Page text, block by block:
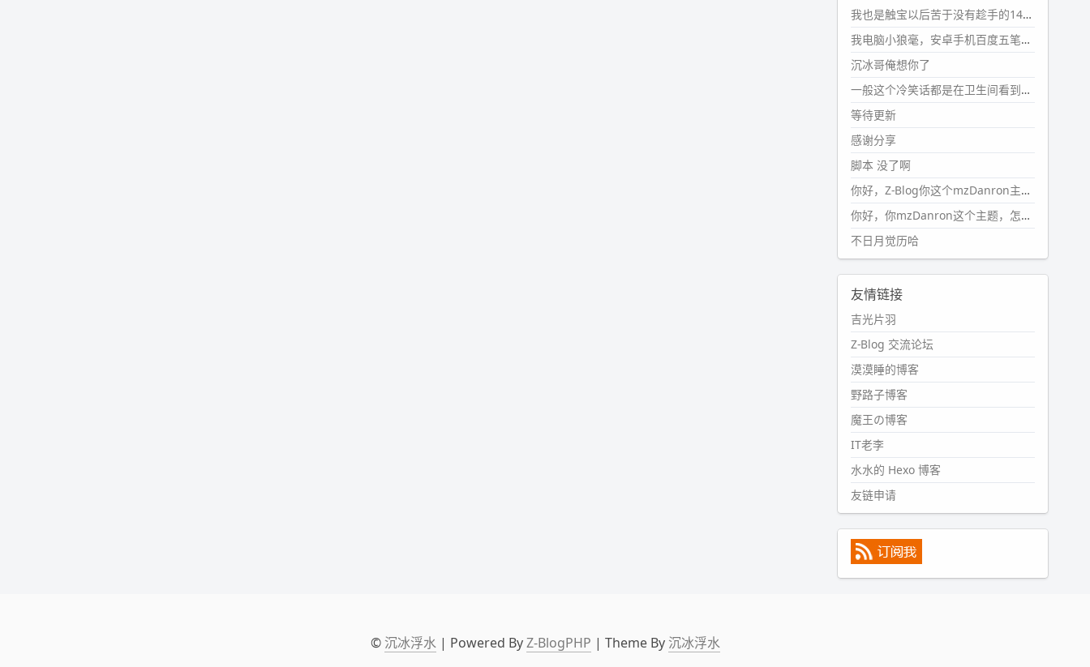
wdssmq
2024-10-08 10:12:25
#PubWord搬家也告一段落，虽
然搬过来的东西还得归置，新衣柜
虽说已经散俩月味儿了，但还是不
想放衣服进去。
wdssmq
2024-09-23 21:00:49
#PubWord
一次？？碎雨集_沉冰浮水_第1页
https://www.wdssmq.com/ta
g/%E7%A2%8E%E9%9B%A8%E
9%9B%86/
wdssmq
2024-09-23 20:58:40
话，2024 年目前只发了 13 条
嘟？？？？
wdssmq
2024-09-15 10:32:07
#PubWordVSCode 内 git 操作卡
住的时候没办法主动取消一直是个
痛点，一般都是推送或拉取，今天
连提交都卡了。。
wdssmq
#PubWord又一个夏天过去了，
所以今年也没买防水鞋套；然后天
凉了，为了应对踢被子买了睡袋，
不知道 1.2 米会不会略窄。。
我也是触宝以后苦于没有趁手的14键五笔键盘久矣上面那位兄台用的百度双键点划布局我也用过很久，那个皮肤做得很粗糙，个别键位的触发区域是错位的，快速打字时很容易出错，修改它的皮肤文件校正后勉强能用，但早年出的皮肤分辨率太低，实在谈不上美观。百度小米定制版的商店里有一个"小黑板"皮肤还不错(百度官方输入法商店里没有)，但那个风格我不喜欢这两天找到了一个叫"森林集"的公众号，开发了海量的皮肤，很多都有14键版本，付费但很便宜，几块钱，终于有自己满意的输入法了搜了一下，这个工作室还是百度的官方合作伙伴，不知道为什么14键作品都不在官方商店上架，难道是百度官方在刻意放弃14键？
我电脑小狼毫，安卓手机百度五笔，皮肤用的双键点划，挺好的。
沉冰哥俺想你了
一般这个冷笑话都是在卫生间看到的多
等待更新
感谢分享
脚本 没了啊
你好，Z-Blog你这个mzDanron主题，怎么去除文章标题图像和文章摘要，仅显示标题，感谢回复！
你好，你mzDanron这个主题，怎么去除文章标题的图像和文章摘要！仅显示标题，感谢回复解决！
不日月觉历哈
友情链接
吉光片羽
Z-Blog 交流论坛
漠漠睡的博客
野路子博客
魔王の博客
IT老李
水水的 Hexo 博客
友链申请
© 沉冰浮水| Powered ByZ-BlogPHP | Theme By 沉冰浮水